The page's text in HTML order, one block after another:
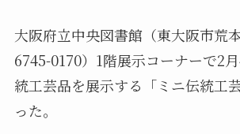
大阪府立中央図書館（東大阪市荒
6745-0170）1階展示コーナーで2
統工芸品を展示する「ミニ伝統工
った。